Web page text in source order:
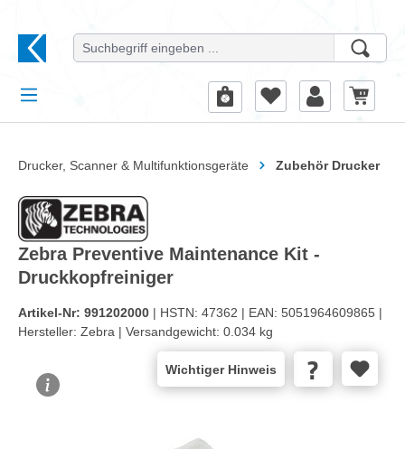
Drucker, Scanner & Multifunktionsgeräte Zubehör Drucker
Zebra Preventive Maintenance Kit -
Druckkopfreiniger
Artikel-Nr: 991202000 | HSTN: 47362 | EAN: 5051964609865 |
Hersteller: Zebra | Versandgewicht: 0.034 kg
Wichtiger Hinweis